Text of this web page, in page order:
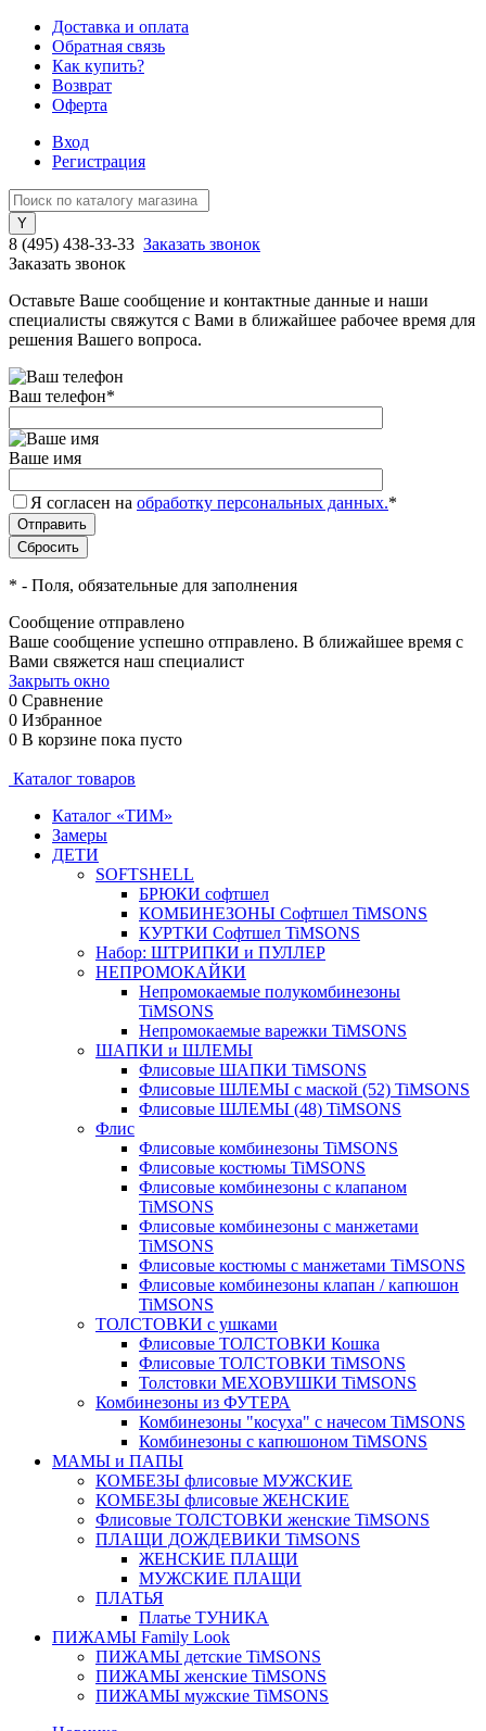
Доставка и оплата
Обратная связь
Как купить?
Возврат
Оферта
Вход
Регистрация
8 (495) 438-33-33 Заказать звонок
Заказать звонок
Оставьте Ваше сообщение и контактные данные и наши
специалисты свяжутся с Вами в ближайшее рабочее время для
решения Вашего вопроса.
Ваш телефон*
Ваше имя
Я согласен на обработку персональных данных.*
* - Поля, обязательные для заполнения
Сообщение отправлено
Ваше сообщение успешно отправлено. В ближайшее время с
Вами свяжется наш специалист
Закрыть окно
0 Сравнение
0 Избранное
0 В корзине пока пусто
Каталог товаров
Каталог «ТИМ»
Замеры
ДЕТИ
SOFTSHELL
БРЮКИ софтшел
КОМБИНЕЗОНЫ Софтшел TiMSONS
КУРТКИ Софтшел TiMSONS
Набор: ШТРИПКИ и ПУЛЛЕР
НЕПРОМОКАЙКИ
Непромокаемые полукомбинезоны
TiMSONS
Непромокаемые варежки TiMSONS
ШАПКИ и ШЛЕМЫ
Флисовые ШАПКИ TiMSONS
Флисовые ШЛЕМЫ с маской (52) TiMSONS
Флисовые ШЛЕМЫ (48) TiMSONS
Флис
Флисовые комбинезоны TiMSONS
Флисовые костюмы TiMSONS
Флисовые комбинезоны с клапаном
TiMSONS
Флисовые комбинезоны с манжетами
TiMSONS
Флисовые костюмы с манжетами TiMSONS
Флисовые комбинезоны клапан / капюшон
TiMSONS
ТОЛСТОВКИ с ушками
Флисовые ТОЛСТОВКИ Кошка
Флисовые ТОЛСТОВКИ TiMSONS
Толстовки МЕХОВУШКИ TiMSONS
Комбинезоны из ФУТЕРА
Комбинезоны "косуха" с начесом TiMSONS
Комбинезоны с капюшоном TiMSONS
МАМЫ и ПАПЫ
КОМБЕЗЫ флисовые МУЖСКИЕ
КОМБЕЗЫ флисовые ЖЕНСКИЕ
Флисовые ТОЛСТОВКИ женские TiMSONS
ПЛАЩИ ДОЖДЕВИКИ TiMSONS
ЖЕНСКИЕ ПЛАЩИ
МУЖСКИЕ ПЛАЩИ
ПЛАТЬЯ
Платье ТУНИКА
ПИЖАМЫ Family Look
ПИЖАМЫ детские TiMSONS
ПИЖАМЫ женские TiMSONS
ПИЖАМЫ мужские TiMSONS